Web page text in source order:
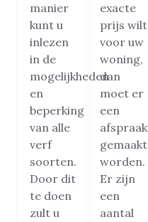
manier
kunt u
inlezen
in de
mogelijkheden
en
beperking
van alle
verf
soorten.
Door dit
te doen
zult u
exacte
prijs wilt
voor uw
woning,
dan
moet er
een
afspraak
gemaakt
worden.
Er zijn
een
aantal